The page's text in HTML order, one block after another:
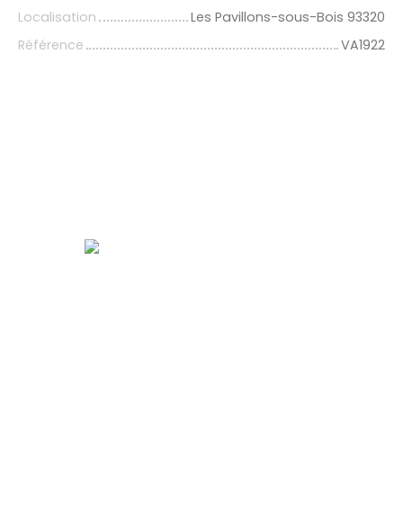
Localisation
Les Pavillons-sous-Bois 93320
Référence
VA1922